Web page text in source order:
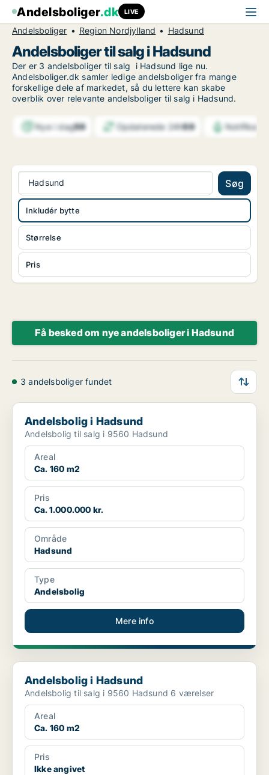
Andelsboliger.dk LIVE
Andelsboliger Region Nordjylland Hadsund
Andelsboliger til salg i Hadsund
Der er 3 andelsboliger til salg i Hadsund lige nu.
Andelsboliger.dk samler ledige andelsboliger fra mange
forskellige dele af markedet, så du lettere kan skabe
overblik over relevante andelsboliger til salg i Hadsund.
Nye i dag59 Opdaterede 24h59
Hadsund Søg
Størrelse
Pris
Inkludér bytte
Få besked om nye andelsboliger i Hadsund
3 andelsboliger fundet
Andelsbolig i Hadsund
Andelsbolig i Hadsund
Andelsbolig til salg i 9560 Hadsund
Areal
Ca. 160 m2
Pris
Ca. 1.000.000 kr.
Område
Hadsund
Type
Andelsbolig
Mere info
Andelsbolig i Hadsund
Andelsbolig i Hadsund
Andelsbolig til salg i 9560 Hadsund 6 værelser
Areal
Ca. 160 m2
Pris
Ikke angivet